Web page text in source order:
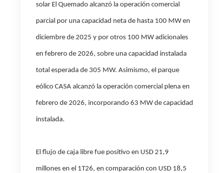
solar El Quemado alcanzó la operación comercial
parcial por una capacidad neta de hasta 100 MW en
diciembre de 2025 y por otros 100 MW adicionales
en febrero de 2026, sobre una capacidad instalada
total esperada de 305 MW. Asimismo, el parque
eólico CASA alcanzó la operación comercial plena en
febrero de 2026, incorporando 63 MW de capacidad
instalada.
El flujo de caja libre fue positivo en USD 21,9
millones en el 1T26, en comparación con USD 18,5